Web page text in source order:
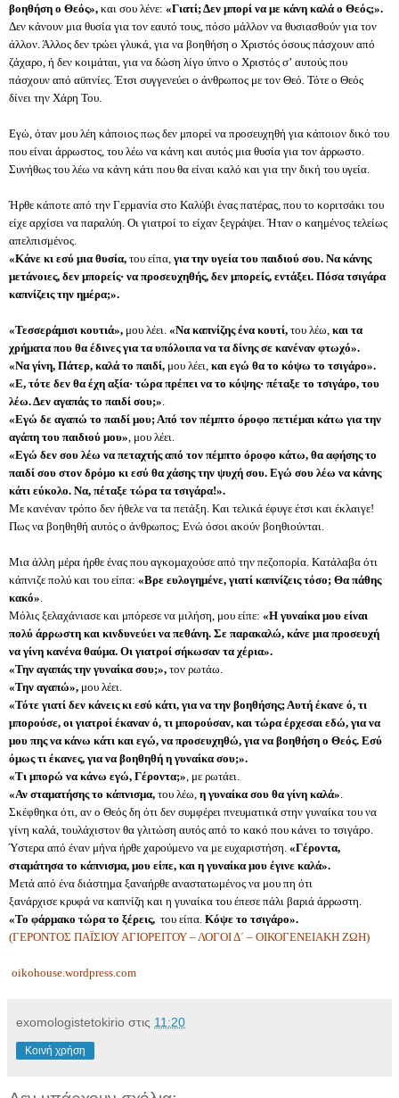
βοηθήση ο Θεός», και σου λένε: «Γιατί; Δεν μπορί να με κάνη καλά ο Θεός;».
Δεν κάνουν μια θυσία για τον εαυτό τους, πόσο μάλλον να θυσιασθούν για τον
άλλον. Άλλος δεν τρώει γλυκά, για να βοηθήση ο Χριστός όσους πάσχουν από
ζάχαρο, ή δεν κοιμάται, για να δώση λίγο ύπνο ο Χριστός σ’ αυτούς που
πάσχουν από αϋπνίες. Έτσι συγγενεύει ο άνθρωπος με τον Θεό. Τότε ο Θεός
δίνει την Χάρη Του.
Εγώ, όταν μου λέη κάποιος πως δεν μπορεί να προσευχηθή για κάποιον δικό του
που είναι άρρωστος, του λέω να κάνη και αυτός μια θυσία για τον άρρωστο.
Συνήθως του λέω να κάνη κάτι που θα είναι καλό και για την δική του υγεία.
Ήρθε κάποτε από την Γερμανία στο Καλύβι ένας πατέρας, που το κοριτσάκι του
είχε αρχίσει να παραλύη. Οι γιατροί το είχαν ξεγράψει. Ήταν ο καημένος τελείως
απελπισμένος.
«Κάνε κι εσύ μια θυσία, του είπα, για την υγεία του παιδιού σου. Να κάνης
μετάνοιες, δεν μπορείς· να προσευχηθής, δεν μπορείς, εντάξει. Πόσα τσιγάρα
καπνίζεις την ημέρα;».
«Τεσσεράμισι κουτιά», μου λέει. «Να καπνίζης ένα κουτί, του λέω, και τα
χρήματα που θα έδινες για τα υπόλοιπα να τα δίνης σε κανέναν φτωχό».
«Να γίνη, Πάτερ, καλά το παιδί, μου λέει, και εγώ θα το κόψω το τσιγάρο».
«Ε, τότε δεν θα έχη αξία· τώρα πρέπει να το κόψης· πέταξε το τσιγάρο, του
λέω. Δεν αγαπάς το παιδί σου;»
«Εγώ δε αγαπώ το παιδί μου; Από τον πέμπτο όροφο πετιέμαι κάτω για την
αγάπη του παιδιού μου» , μου λέει.
«Εγώ δεν σου λέω να πεταχτής από τον πέμπτο όροφο κάτω, θα αφήσης το
παιδί σου στον δρόμο κι εσύ θα χάσης την ψυχή σου. Εγώ σου λέω να κάνης
κάτι εύκολο. Να, πέταξε τώρα τα τσιγάρα!».
Με κανέναν τρόπο δεν ήθελε να τα πετάξη. Και τελικά έφυγε έτσι και έκλαιγε!
Πως να βοηθηθή αυτός ο άνθρωπος; Ενώ όσοι ακούν βοηθιούνται.
Μια άλλη μέρα ήρθε ένας που αγκομαχούσε από την πεζοπορία. Κατάλαβα ότι
κάπνιζε πολύ και του είπα: «Βρε ευλογημένε, γιατί καπνίζεις τόσο; Θα πάθης
κακό»
Μόλις ξελαχάνιασε και μπόρεσε να μιλήση, μου είπε: «Η γυναίκα μου είναι
πολύ άρρωστη και κινδυνεύει να πεθάνη. Σε παρακαλώ, κάνε μια προσευχή
να γίνη κανένα θαύμα. Οι γιατροί σήκωσαν τα χέρια».
«Την αγαπάς την γυναίκα σου;», τον ρωτάω.
«Την αγαπώ», μου λέει.
«Τότε γιατί δεν κάνεις κι εσύ κάτι, για να την βοηθήσης; Αυτή έκανε ό, τι
μπορούσε, οι γιατροί έκαναν ό, τι μπορούσαν, και τώρα έρχεσαι εδώ, για να
μου πης να κάνω κάτι και εγώ, να προσευχηθώ, για να βοηθήση ο Θεός. Εσύ
όμως τι έκανες, για να βοηθηθή η γυναίκα σου;».
«Τι μπορώ να κάνω εγώ, Γέροντα;» , με ρωτάει.
«Αν σταματήσης το κάπνισμα, του λέω, η γυναίκα σου θα γίνη καλά»
Σκέφθηκα ότι, αν ο Θεός δη ότι δεν συμφέρει πνευματικά στην γυναίκα του να
γίνη καλά, τουλάχιστον θα γλιτώση αυτός από το κακό που κάνει το τσιγάρο.
Ύστερα από έναν μήνα ήρθε χαρούμενο να με ευχαριστήση. «Γέροντα,
σταμάτησα το κάπνισμα, μου είπε, και η γυναίκα μου έγινε καλά».
Μετά από ένα διάστημα ξαναήρθε αναστατωμένος να μου πη ότι
ξανάρχισε κρυφά να καπνίζη και η γυναίκα του έπεσε πάλι βαριά άρρωστη.
«Το φάρμακο τώρα το ξέρεις, του είπα. Κόψε το τσιγάρο».
(ΓΕΡΟΝΤΟΣ ΠΑΪΣΙΟΥ ΑΓΙΟΡΕΙΤΟΥ – ΛΟΓΟΙ Δ΄ – ΟΙΚΟΓΕΝΕΙΑΚΗ ΖΩΗ)
oikohouse.wordpress.com
exomologistetokirio στις 11:20
Κοινή χρήση